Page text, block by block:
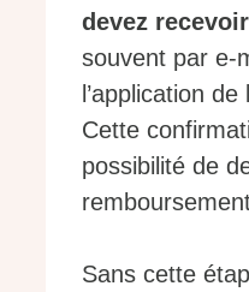
devez
souvent par e-
l’application
Cette
possibilité de
Sans cette